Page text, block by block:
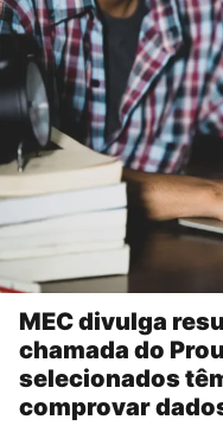
MEC divulga
chamada do
selecionados
comprovar